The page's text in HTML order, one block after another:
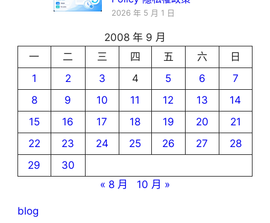
2026 年 5 月 1 日
2008 年 9 月
一
二 三 四 五 六
日
1
2 3 4 5 6
7
8
9 10 11 12 13
14
15
16 17 18 19 20
21
22
23 24 25 26 27
28
29
30
« 8 月
10 月 »
blog